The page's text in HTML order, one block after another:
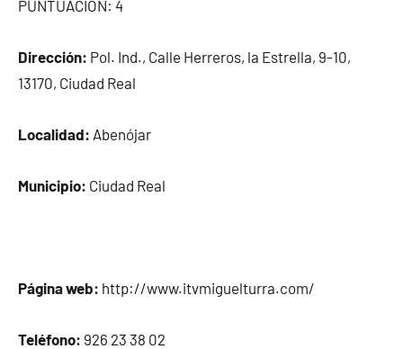
PUNTUACIÓN: 4
Dirección: Pol. Ind., Calle Herreros, la Estrella, 9-10,
13170, Ciudad Real
Localidad: Abenójar
Municipio: Ciudad Real
Página web: http://www.itvmiguelturra.com/
Teléfono: 926 23 38 02